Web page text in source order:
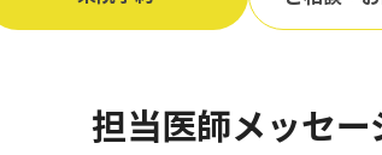
台
担当医師メッセー